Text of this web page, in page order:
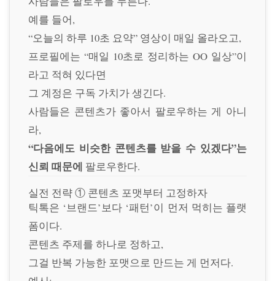
예를 들어,
“오늘의 하루 10초 요약” 영상이 매일 올라오고,
프로필에는 “매일 10초로 정리하는 OO 일상”이
라고 적혀 있다면
그 계정은 구독 가치가 생긴다.
사람들은 콘텐츠가 좋아서 팔로우하는 게 아니
라,
“다음에도 비슷한 콘텐츠를 받을 수 있겠다”는
신뢰 때문에 팔로우한다.
실전 전략 ① 콘텐츠 포맷부터 고정하자
틱톡은 ‘브랜드’보다 ‘패턴’이 먼저 먹히는 플랫
폼이다.
콘텐츠 주제를 하나로 정하고,
그걸 반복 가능한 포맷으로 만드는 게 먼저다.